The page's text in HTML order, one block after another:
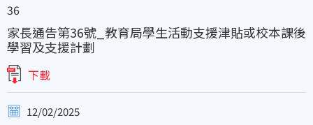
36
家長通告第36號_教育局學生活動支援津貼或校本課後
學習及支援計劃
下載
12/02/2025